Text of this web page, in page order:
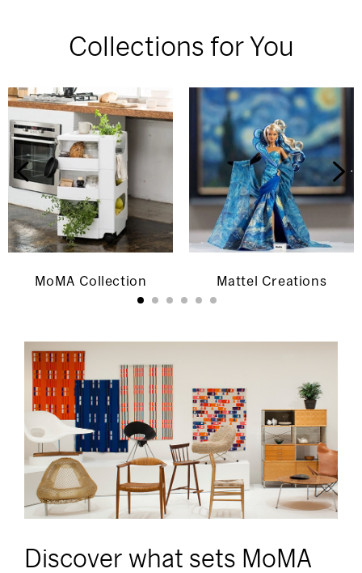
Collections for You
MoMA Collection Mattel Creations
Discover what sets MoMA